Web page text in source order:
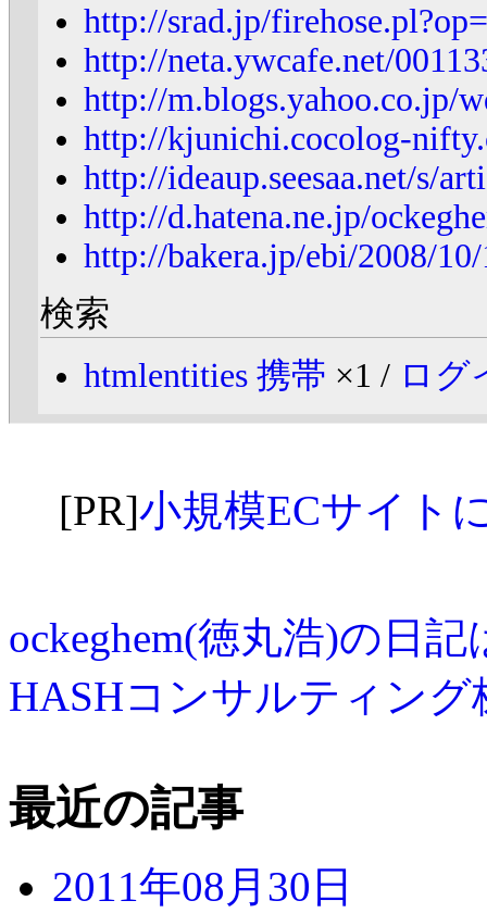
http://srad.jp/
http://neta.ywcafe.net/
http://m.blogs.yahoo.co.jp/
http://kjunichi.cocolog-
http://ideaup.seesaa.net/s/
http://d.hatena.ne.jp/
http://bakera.jp/ebi/2008/
検索
htmlentities 携帯 ×1 / ログ
[PR]小規模ECサイト
ockeghem(徳丸浩)の日
HASHコンサルティング
最近の記事
2011年08月30日